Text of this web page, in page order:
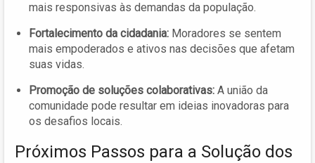
mais responsivas às demandas da população.
Fortalecimento da cidadania: Moradores se sentem
mais empoderados e ativos nas decisões que afetam
suas vidas.
Promoção de soluções colaborativas: A união da
comunidade pode resultar em ideias inovadoras para
os desafios locais.
Próximos Passos para a Solução dos